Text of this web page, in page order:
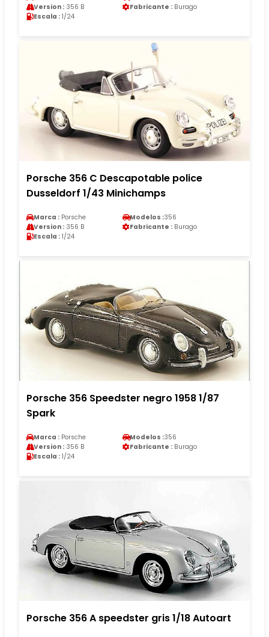
Version : 356 B Fabricante : Burago
Escala : 1/24
Porsche 356 C Descapotable police
Dusseldorf 1/43 Minichamps
Marca : Porsche Modelos :356
Version : 356 B Fabricante : Burago
Escala : 1/24
Porsche 356 Speedster negro 1958 1/87
Spark
Marca : Porsche Modelos :356
Version : 356 B Fabricante : Burago
Escala : 1/24
Porsche 356 A speedster gris 1/18 Autoart